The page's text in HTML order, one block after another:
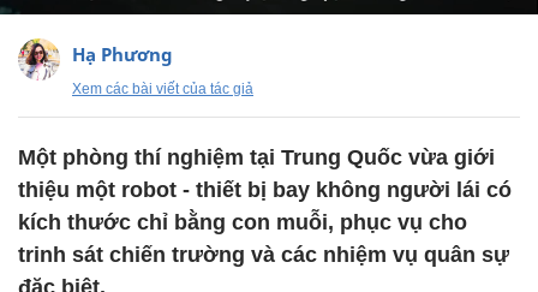
Hạ Phương
Xem các bài viết của tác giả
Một phòng thí nghiệm tại Trung Quốc vừa giới
thiệu một robot - thiết bị bay không người lái có
kích thước chỉ bằng con muỗi, phục vụ cho
trinh sát chiến trường và các nhiệm vụ quân sự
đặc biệt.